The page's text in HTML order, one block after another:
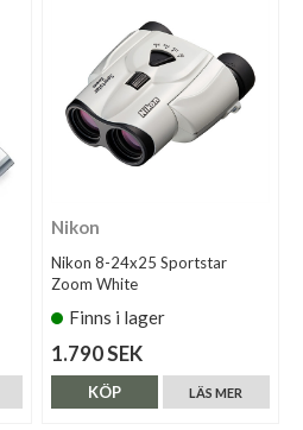
Nikon
Nikon 8-24x25 Sportstar
Zoom White
Finns i lager
1.790 SEK
LÄS MER
KÖP